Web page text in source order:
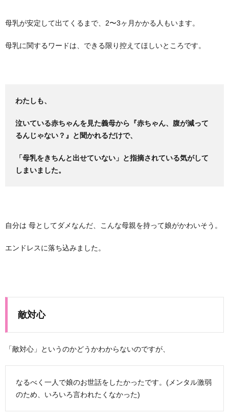
母乳が安定して出てくるまで、2〜3ヶ月かかる人もいます。
母乳に関するワードは、できる限り控えてほしいところです。
わたしも、
泣いている赤ちゃんを見た義母から『赤ちゃん、腹が減って
るんじゃない？』と聞かれるだけで、
「母乳をきちんと出せていない」と指摘されている気がして
しまいました。
自分は 母としてダメなんだ、こんな母親を持って娘がかわいそう。
エンドレスに落ち込みました。
敵対心
「敵対心」というのかどうかわからないのですが、
なるべく一人で娘のお世話をしたかったです。(メンタル激弱
のため、いろいろ言われたくなかった)